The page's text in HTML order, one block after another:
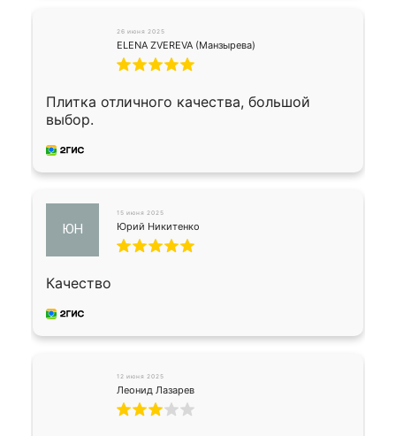
26 июня 2025
ELENA ZVEREVA (Манзырева)
Плитка отличного качества, большой
выбор.
ЮН
15 июня 2025
Юрий Никитенко
Качество
12 июня 2025
Леонид Лазарев